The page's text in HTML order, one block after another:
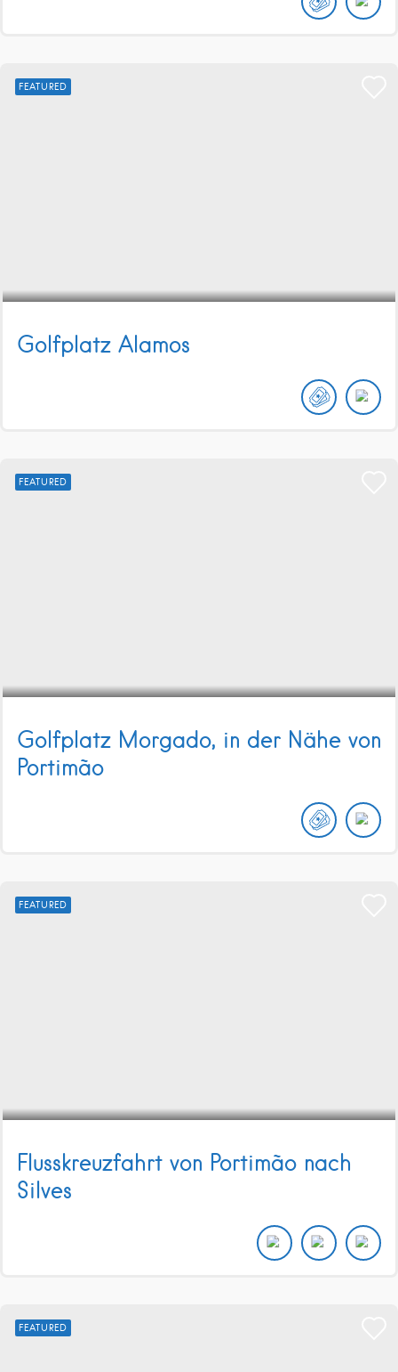
FEATURED
Golfplatz Alamos
FEATURED
Golfplatz Morgado, in der Nähe von
Portimão
FEATURED
Flusskreuzfahrt von Portimão nach
Silves
FEATURED